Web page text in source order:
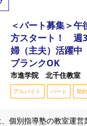
＜パート募集＞午
方スタート！ 週
婦（主夫）活躍中
ブランクOK
市進学院 北千住教室
アルバイト パート 契
個別指導塾の教室運営